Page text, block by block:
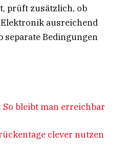
prüft zusätzlich, ob
ausreichend
separate Bedingungen
bleibt man erreichbar
clever nutzen